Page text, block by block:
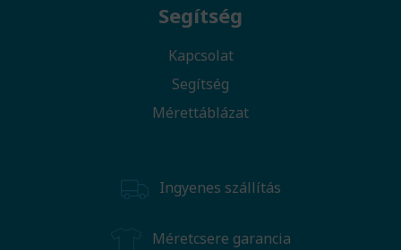
Segítség
Kapcsolat
Segítség
Mérettáblázat
Ingyenes szállítás
Méretcsere garancia